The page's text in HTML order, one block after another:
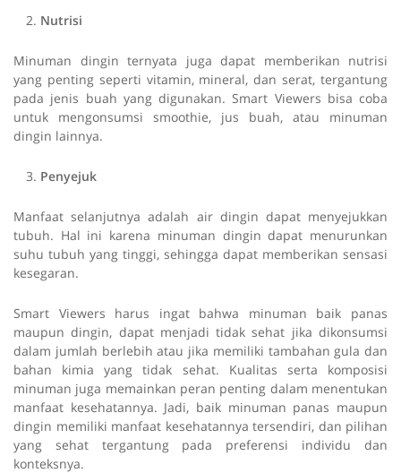
Nutrisi
Minuman dingin ternyata juga dapat memberikan nutrisi
yang penting seperti vitamin, mineral, dan serat, tergantung
pada jenis buah yang digunakan. Smart Viewers bisa coba
untuk mengonsumsi smoothie, jus buah, atau minuman
dingin lainnya.
Penyejuk
Manfaat selanjutnya adalah air dingin dapat menyejukkan
tubuh. Hal ini karena minuman dingin dapat menurunkan
suhu tubuh yang tinggi, sehingga dapat memberikan sensasi
kesegaran.
Smart Viewers harus ingat bahwa minuman baik panas
maupun dingin, dapat menjadi tidak sehat jika dikonsumsi
dalam jumlah berlebih atau jika memiliki tambahan gula dan
bahan kimia yang tidak sehat. Kualitas serta komposisi
minuman juga memainkan peran penting dalam menentukan
manfaat kesehatannya. Jadi, baik minuman panas maupun
dingin memiliki manfaat kesehatannya tersendiri, dan pilihan
yang sehat tergantung pada preferensi individu dan
konteksnya.